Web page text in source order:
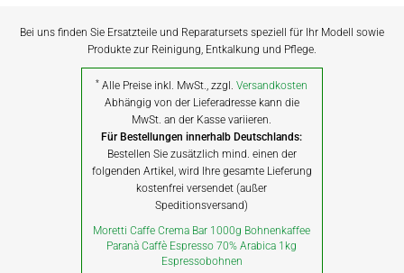
Bei uns finden Sie Ersatzteile und Reparatursets speziell für Ihr Modell sowie
Produkte zur Reinigung, Entkalkung und Pflege.
* Alle Preise inkl. MwSt., zzgl.Versandkosten
Abhängig von der Lieferadresse kann die
MwSt. an der Kasse variieren.
Für Bestellungen innerhalb Deutschlands:
Bestellen Sie zusätzlich mind. einen der
folgenden Artikel, wird Ihre gesamte Lieferung
kostenfrei versendet (außer
Speditionsversand)
Moretti Caffe Crema Bar 1000g Bohnenkaffee
Paranà Caffè Espresso 70% Arabica 1kg
Espressobohnen